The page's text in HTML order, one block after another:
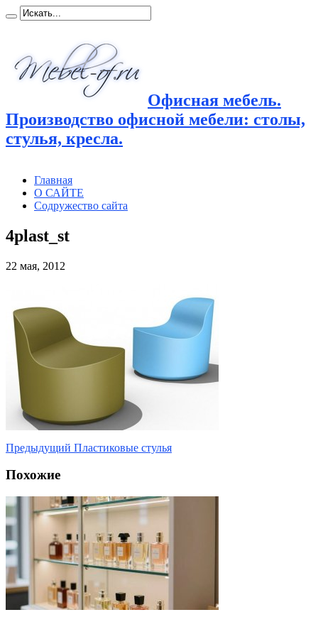
Офисная мебель.
Производство офисной мебели: столы,
стулья, кресла.
Главная
О САЙТЕ
Содружество сайта
4plast_st
22 мая, 2012
Предыдущий Пластиковые стулья
Похожие